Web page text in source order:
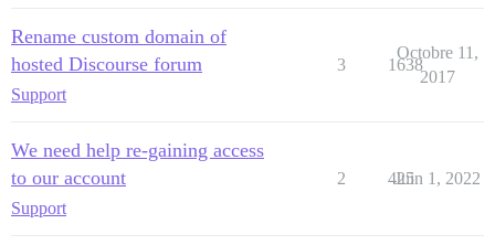
Rename custom domain of
hosted Discourse forum
Support
3 1638
Octobre 11,
2017
We need help re-gaining access
to our account
Support
2 425
Juin 1, 2022